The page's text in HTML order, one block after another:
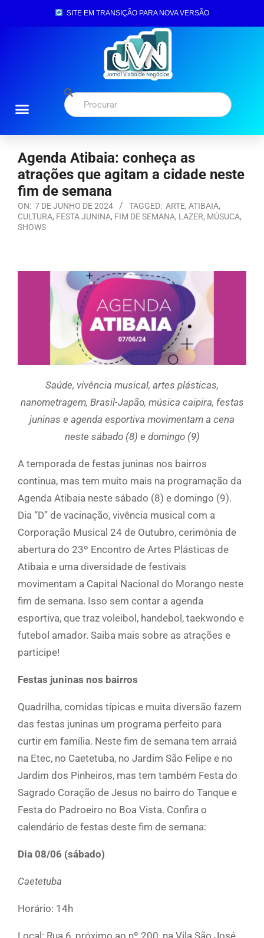
SITE EM TRANSIÇÃO PARA NOVA VERSÃO
Agenda Atibaia: conheça as
atrações que agitam a cidade neste
fim de semana
ON: 7 DE JUNHO DE 2024 TAGGED: ARTE, ATIBAIA,
CULTURA, FESTA JUNINA, FIM DE SEMANA, LAZER, MÚSUCA,
SHOWS
Saúde, vivência musical, artes plásticas,
nanometragem, Brasil-Japão, música caipira, festas
juninas e agenda esportiva movimentam a cena
neste sábado (8) e domingo (9)
A temporada de festas juninas nos bairros
continua, mas tem muito mais na programação da
Agenda Atibaia neste sábado (8) e domingo (9).
Dia “D” de vacinação, vivência musical com a
Corporação Musical 24 de Outubro, cerimônia de
abertura do 23º Encontro de Artes Plásticas de
Atibaia e uma diversidade de festivais
movimentam a Capital Nacional do Morango neste
fim de semana. Isso sem contar a agenda
esportiva, que traz voleibol, handebol, taekwondo e
futebol amador. Saiba mais sobre as atrações e
participe!
Festas juninas nos bairros
Quadrilha, comidas típicas e muita diversão fazem
das festas juninas um programa perfeito para
curtir em família. Neste fim de semana tem arraiá
na Etec, no Caetetuba, no Jardim São Felipe e no
Jardim dos Pinheiros, mas tem também Festa do
Sagrado Coração de Jesus no bairro do Tanque e
Festa do Padroeiro no Boa Vista. Confira o
calendário de festas deste fim de semana:
Dia 08/06 (sábado)
Caetetuba
Horário: 14h